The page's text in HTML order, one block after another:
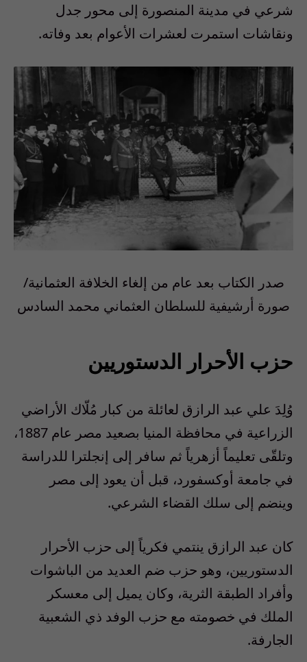
شرعي في مدينة المنصورة إلى محور جدل
ونقاشات استمرت لعشرات الأعوام بعد وفاته.
صدر الكتاب بعد عام من إلغاء الخلافة العثمانية/
صورة أرشيفية للسلطان العثماني محمد السادس
حزب الأحرار الدستوريين
وُلِدَ علي عبد الرازق لعائلة من كبار مُلّاك الأراضي
الزراعية في محافظة المنيا بصعيد مصر عام 1887،
وتلقّى تعليماً أزهرياً ثم سافر إلى إنجلترا للدراسة
في جامعة أوكسفورد، قبل أن يعود إلى مصر
وينضم إلى سلك القضاء الشرعي.
كان عبد الرازق ينتمي فكرياً إلى حزب الأحرار
الدستوريين، وهو حزب ضم العديد من الباشوات
وأفراد الطبقة الثرية، وكان يميل إلى معسكر
الملك في خصومته مع حزب الوفد ذي الشعبية
الجارفة.